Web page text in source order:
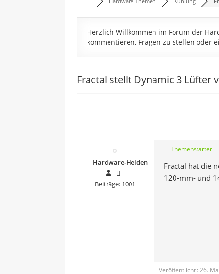
Herzlich Willkommen im Forum der
kommentieren, Fragen zu stellen oder
Fractal stellt Dynamic 3 Lüfter
Hardware-Helden
Beiträge: 1001
Themenstarter
Fractal hat die
120-mm- und
Veröffentlicht : 26.